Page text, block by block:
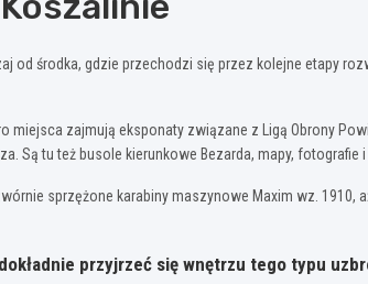
od środka, gdzie przechodzi się przez kolejne etapy
zajmują eksponaty związane z Ligą Obrony
tu też busole kierunkowe Bezarda, mapy, fotografie
sprzężone karabiny maszynowe Maxim wz. 1910,
przyjrzeć się wnętrzu tego typu